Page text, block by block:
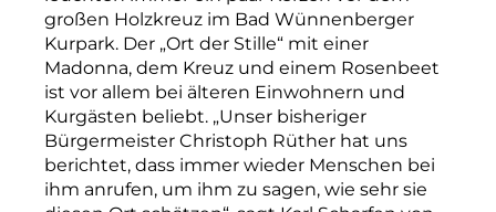
großen Holzkreuz im Bad Wünnenberger
Kurpark. Der „Ort der Stille“ mit einer
Madonna, dem Kreuz und einem Rosenbeet
ist vor allem bei älteren Einwohnern und
Kurgästen beliebt. „Unser bisheriger
Bürgermeister Christoph Rüther hat uns
berichtet, dass immer wieder Menschen bei
ihm anrufen, um ihm zu sagen, wie sehr sie